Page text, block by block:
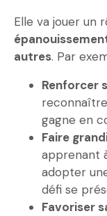
Elle va jouer un
autres. Par
Renforcer
gagne en
Faire
apprenant
adopter
défi se
Favoriser